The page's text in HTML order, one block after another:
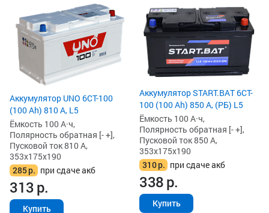
Аккумулятор UNO 6CT-100
(100 Ah) 810 А, L5
Ёмкость 100 А·ч,
Полярность обратная [- +],
Пусковой ток 810 А,
353x175x190
285р. при сдаче акб
313р.
Купить
Аккумулятор START.BAT 6CT-
100 (100 Ah) 850 А, (РБ) L5
Ёмкость 100 А·ч,
Полярность обратная [- +],
Пусковой ток 850 А,
353x175x190
310р. при сдаче акб
338р.
Купить